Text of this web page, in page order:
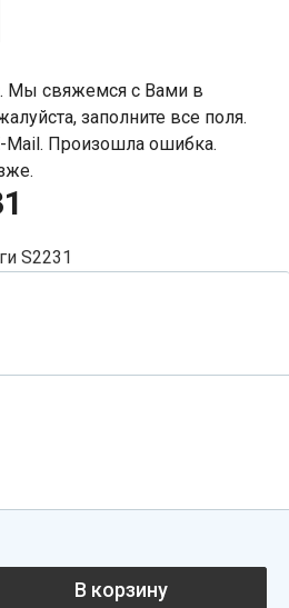
Мы свяжемся с Вами в
заполните все поля.
Mail. Произошла ошибка.
В корзину